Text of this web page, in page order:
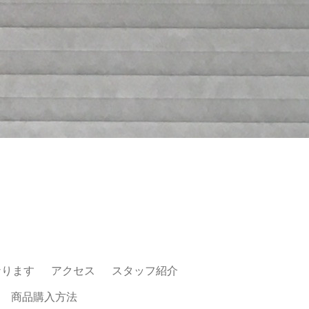
ます アクセス スタッフ紹介
商品購入方法